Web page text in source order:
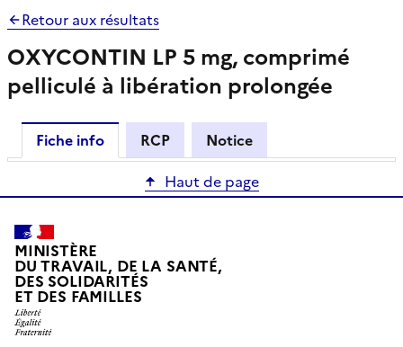
Retour aux résultats
OXYCONTIN LP 5 mg, comprimé
pelliculé à libération prolongée
Fiche info RCP
Notice
Haut de page
MINISTÈRE
DU TRAVAIL, DE LA SANTÉ,
DES SOLIDARITÉS
ET DES FAMILLES